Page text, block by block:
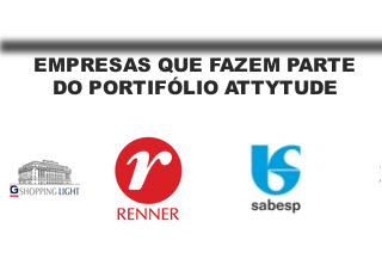
EMPRESAS QUE FAZEM PARTE
DO PORTIFÓLIO ATTYTUDE